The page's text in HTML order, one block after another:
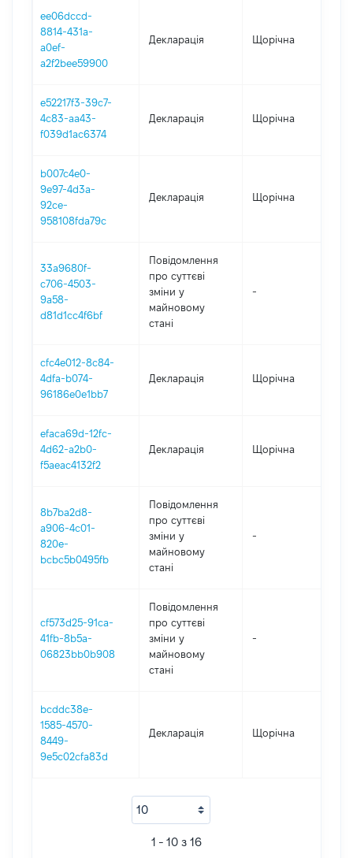
ee06dccd-
8814-431a-
a0ef-
a2f2bee59900
Декларація Щорічна
e52217f3-39c7-
4c83-aa43-
f039d1ac6374
Декларація Щорічна
b007c4e0-
9e97-4d3a-
92ce-
958108fda79c
Декларація Щорічна
33a9680f-
c706-4503-
9a58-
d81d1cc4f6bf
Повідомлення
про суттєві
зміни y
майновому
стані
-
cfc4e012-8c84-
4dfa-b074-
96186e0e1bb7
Декларація Щорічна
efaca69d-12fc-
4d62-a2b0-
f5aeac4132f2
Декларація Щорічна
8b7ba2d8-
a906-4c01-
820e-
bcbc5b0495fb
Повідомлення
про суттєві
зміни y
майновому
стані
-
cf573d25-91ca-
41fb-8b5a-
06823bb0b908
Повідомлення
про суттєві
зміни y
майновому
стані
-
bcddc38e-
1585-4570-
8449-
9e5c02cfa83d
Декларація Щорічна
1 - 10 з 16